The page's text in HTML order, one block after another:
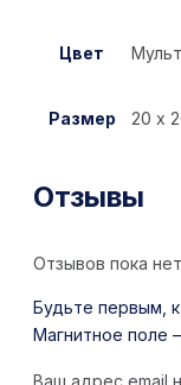
Цвет
Размер 20 х
Отзывы
Отзывов пока
Будьте первым,
Магнитное поле